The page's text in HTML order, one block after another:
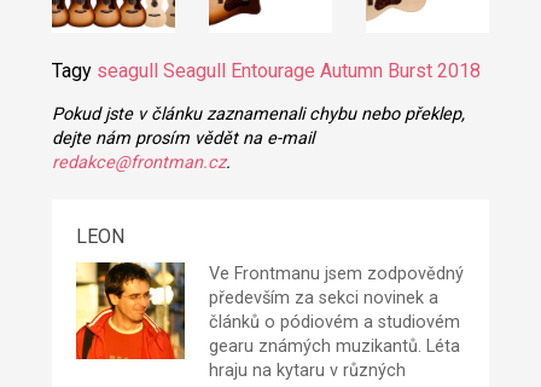
Tagy seagull Seagull Entourage Autumn Burst 2018
Pokud jste v článku zaznamenali chybu nebo překlep,
dejte nám prosím vědět na e-mail
redakce@frontman.cz.
LEON
Ve Frontmanu jsem zodpovědný
především za sekci novinek a
článků o pódiovém a studiovém
gearu známých muzikantů. Léta
hraju na kytaru v různých